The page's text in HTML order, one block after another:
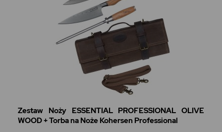
Zestaw Noży ESSENTIAL PROFESSIONAL OLIVE
WOOD + Torba na Noże Kohersen Professional